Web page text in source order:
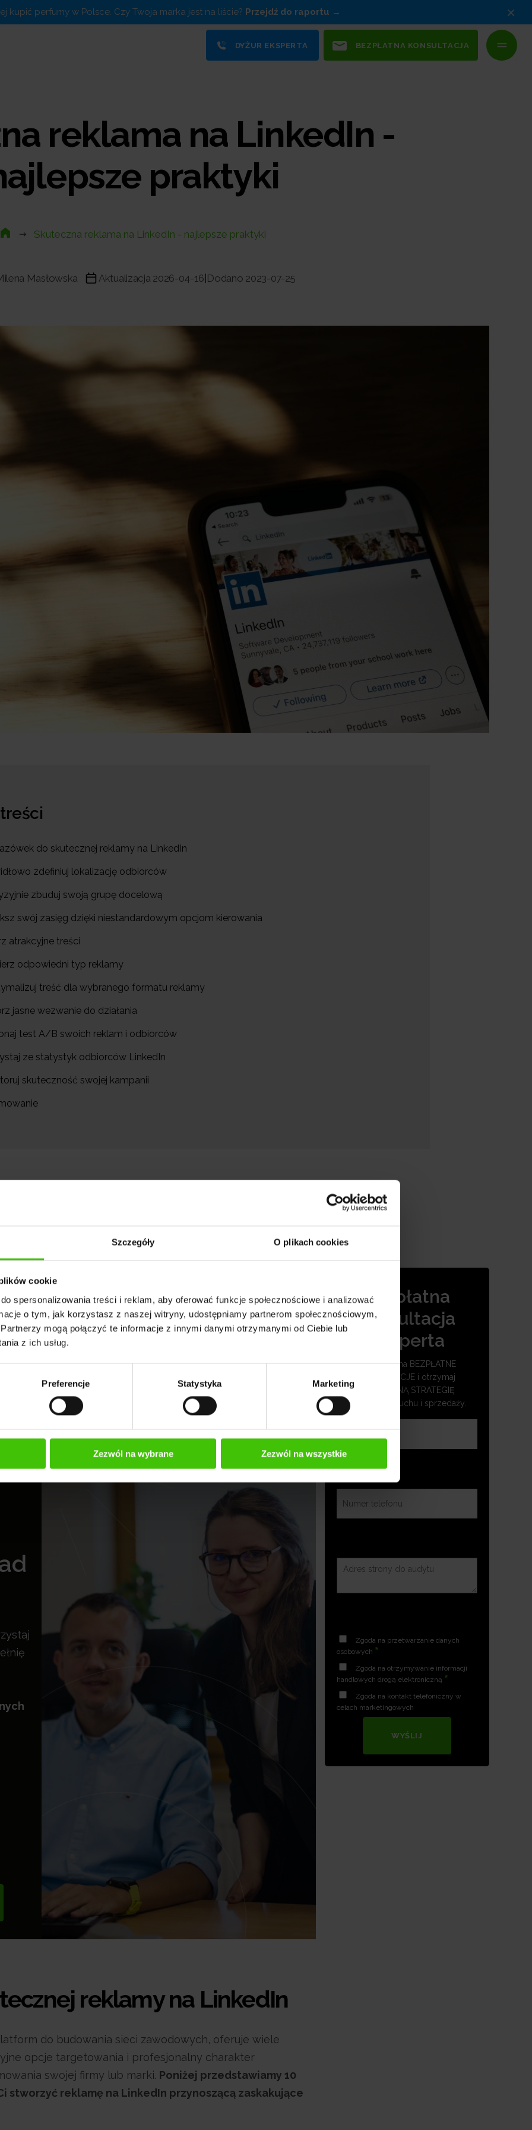
Szczegóły O plikach cookies
cookie
spersonalizowania treści i reklam, aby oferować funkcje społecznościowe i analizować
o tym, jak korzystasz z naszej witryny, udostępniamy partnerom społecznościowym,
mogą połączyć te informacje z innymi danymi otrzymanymi od Ciebie lub
z ich usług.
Preferencje Statystyka Marketing
Zezwól na wybrane Zezwól na wszystkie
kupić perfumy w Polsce. Czy Twoja marka jest na liście? Przejdź do raportu ×
DYŻUR EKSPERTA BEZPŁATNA KONSULTACJA
reklama na LinkedIn -
praktyki
Skuteczna reklama na LinkedIn - najlepsze praktyki
Masłowska Aktualizacja 2026-04-16 Dodano 2023-07-25
treści
do skutecznej reklamy na LinkedIn
zdefiniuj lokalizację odbiorców
zbuduj swoją grupę docelową
swój zasięg dzięki niestandardowym opcjom kierowania
atrakcyjne treści
odpowiedni typ reklamy
treść dla wybranego formatu reklamy
jasne wezwanie do działania
test A/B swoich reklam i odbiorców
ze statystyk odbiorców LinkedIn
skuteczność swojej kampanii
różnych branż, budować silne relacje biznesowe i
LinkedIn - serwisu, który nie tylko stał się sposobem
skuteczną platformą reklamową. To tutaj
może przynieść znaczące korzyści dla Twojej firmy.
praktyki i sprawdzone metody, które pomogą Ci
na LinkedIn!
reklamy na LinkedIn
do budowania sieci zawodowych, oferuje wiele
opcje targetowania i profesjonalny charakter
swojej firmy lub marki. Poniżej przedstawiamy 10
stworzyć reklamę na LinkedIn przynoszącą zaskakujące
Bezpłatna
konsultacja
eksperta
Umów się na BEZPŁATNE
KONSULTACJE i otrzymaj
SKUTECZNĄ STRATEGIĘ
zwiększenia ruchu i sprzedaży.
Zgoda na przetwarzanie danych
osobowych *
Zgoda na otrzymywanie informacji
handlowych drogą elektroniczną *
Zgoda na kontakt telefoniczny w
celach marketingowych
WYŚLIJ